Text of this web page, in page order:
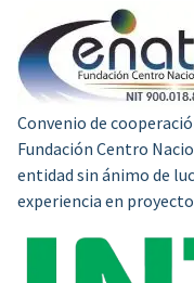
Convenio de
Fundación Centro
entidad sin ánimo de
experiencia en